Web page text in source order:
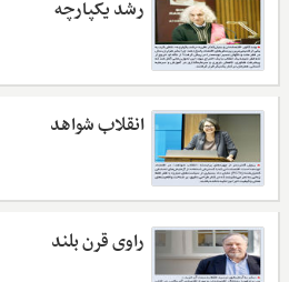
رشد یکپارچه
انقلاب شواهد
راوی قرن بلند